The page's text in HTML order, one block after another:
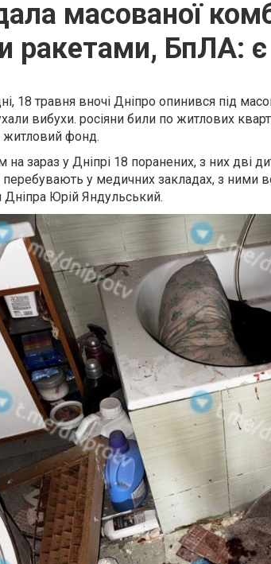
масованої
ракетами, БпЛА: є
18 травня вночі Дніпро опинився під
вибухи. росіяни били по житлових
житловий фонд.
на зараз у Дніпрі 18 поранених, з них дві
у медичних закладах, з ними
Дніпра Юрій Яндульський.